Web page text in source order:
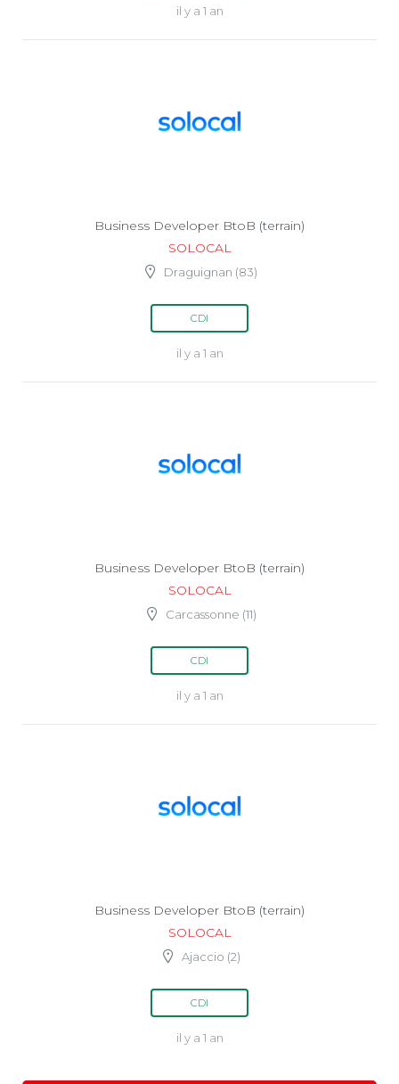
il y a 1 an
Business Developer BtoB (terrain)
SOLOCAL
Draguignan (83)
CDI
il y a 1 an
Business Developer BtoB (terrain)
SOLOCAL
Carcassonne (11)
CDI
il y a 1 an
Business Developer BtoB (terrain)
SOLOCAL
Ajaccio (2)
CDI
il y a 1 an